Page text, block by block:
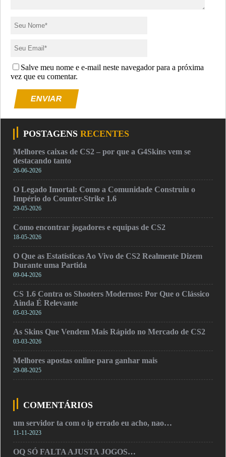
Salve meu nome e e-mail neste navegador para a próxima
vez que eu comentar.
ENVIAR
POSTAGENS RECENTES
Melhores caixas de CS2 – por que a G4Skins vem se
destacando tanto
26-06-2026
O Legado Imortal: Como a Comunidade Construiu o
Império do Counter-Strike 1.6
29-05-2026
Como encontrar jogadores e equipas de CS2
18-05-2026
O Que as Estatísticas Ao Vivo de CS2 Realmente Dizem
Durante uma Partida
09-04-2026
CS 1.6 Contra os Shooters Modernos: Por Que o Clássico
Ainda É Relevante
05-03-2026
As Skins Que Vendem Mais Rápido no Mercado de CS2
03-03-2026
Melhores apostas online para ganhar mais
29-08-2025
COMENTÁRIOS
um servidor ta com o ip errado eu acho, nao…
11-11-2023
OQ SÓ FALTA AJUSTA JOGOS…